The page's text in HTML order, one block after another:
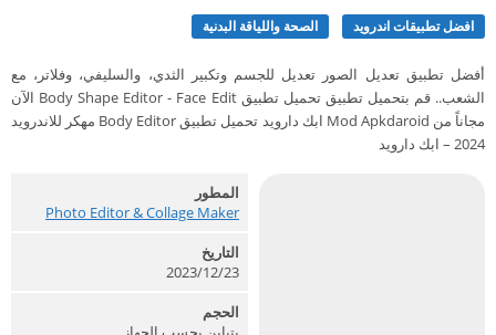
افضل تطبيقات اندرويد الصحة واللياقة البدنية
أفضل تطبيق تعديل الصور تعديل للجسم وتكبير الثدي، والسليفي، وفلاتر، مع
الشعب.. قم بتحميل تطبيق تحميل تطبيق Body Shape Editor - Face Edit الآن
مجاناً من Mod Apkdaroid ابك دارويد تحميل تطبيق Body Editor مهكر للاندرويد
2024 – ابك دارويد
المطور
Photo Editor & Collage Maker‏
التاريخ
2023/12/23
الحجم